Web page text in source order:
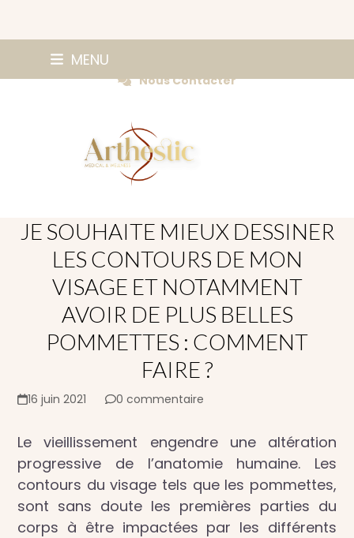
MENU
Nous Contacter
JE SOUHAITE MIEUX DESSINER
LES CONTOURS DE MON
VISAGE ET NOTAMMENT
AVOIR DE PLUS BELLES
POMMETTES : COMMENT
FAIRE ?
16 juin 2021 0 commentaire
Le vieillissement engendre une altération
progressive de l’anatomie humaine. Les
contours du visage tels que les pommettes,
sont sans doute les premières parties du
corps à être impactées par les différents